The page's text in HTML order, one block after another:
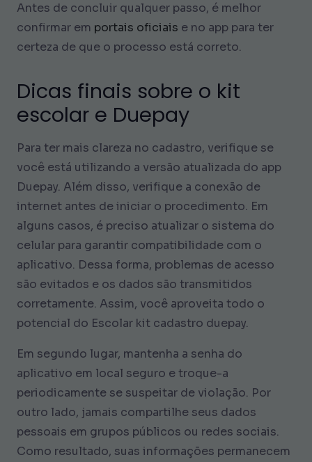
Antes de concluir qualquer passo, é melhor
confirmar em portais oficiais e no app para ter
certeza de que o processo está correto.
Dicas finais sobre o kit
escolar e Duepay
Para ter mais clareza no cadastro, verifique se
você está utilizando a versão atualizada do app
Duepay. Além disso, verifique a conexão de
internet antes de iniciar o procedimento. Em
alguns casos, é preciso atualizar o sistema do
celular para garantir compatibilidade com o
aplicativo. Dessa forma, problemas de acesso
são evitados e os dados são transmitidos
corretamente. Assim, você aproveita todo o
potencial do Escolar kit cadastro duepay.
Em segundo lugar, mantenha a senha do
aplicativo em local seguro e troque-a
periodicamente se suspeitar de violação. Por
outro lado, jamais compartilhe seus dados
pessoais em grupos públicos ou redes sociais.
Como resultado, suas informações permanecem